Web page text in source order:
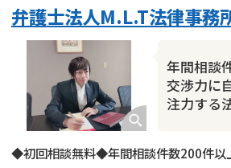
年間相談
交渉力に
注力する
弁護士法人M.L.T法律事務
◆初回相談無料◆年間相談件数200件以